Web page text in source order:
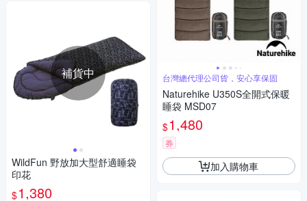
補貨中
WildFun 野放加大型舒適睡袋
印花
$1,380
台灣總代理公司貨，安心享保固
Naturehike U350S全開式保暖
睡袋 MSD07
$1,480
券
加入購物車